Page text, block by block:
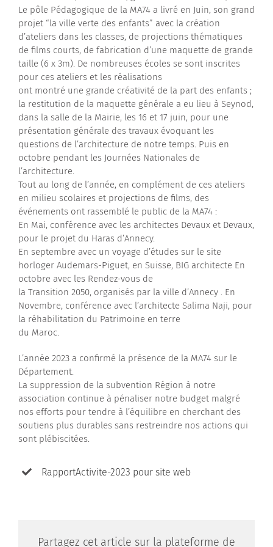
Le pôle Pédagogique de la MA74 a livré en Juin, son grand
projet “la ville verte des enfants” avec la création
d’ateliers dans les classes, de projections thématiques
de films courts, de fabrication d’une maquette de grande
taille (6 x 3m). De nombreuses écoles se sont inscrites
pour ces ateliers et les réalisations
ont montré une grande créativité de la part des enfants ;
la restitution de la maquette générale a eu lieu à Seynod,
dans la salle de la Mairie, les 16 et 17 juin, pour une
présentation générale des travaux évoquant les
questions de l’architecture de notre temps. Puis en
octobre pendant les Journées Nationales de
l’architecture.
Tout au long de l’année, en complément de ces ateliers
en milieu scolaires et projections de films, des
événements ont rassemblé le public de la MA74 :
En Mai, conférence avec les architectes Devaux et Devaux,
pour le projet du Haras d’Annecy.
En septembre avec un voyage d’études sur le site
horloger Audemars-Piguet, en Suisse, BIG architecte En
octobre avec les Rendez-vous de
la Transition 2050, organisés par la ville d’Annecy . En
Novembre, conférence avec l’architecte Salima Naji, pour
la réhabilitation du Patrimoine en terre
du Maroc.
L’année 2023 a confirmé la présence de la MA74 sur le
Département.
La suppression de la subvention Région à notre
association continue à pénaliser notre budget malgré
nos efforts pour tendre à l’équilibre en cherchant des
soutiens plus durables sans restreindre nos actions qui
sont plébiscitées.
RapportActivite-2023 pour site web
Partagez cet article sur la plateforme de